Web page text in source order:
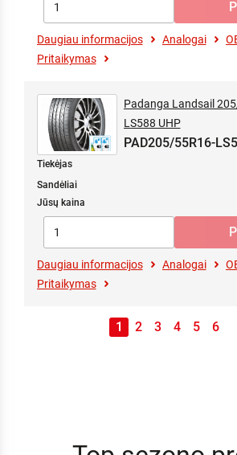
Daugiau informacijos Analogai
Pritaikymas
Padanga Landsail
LS588 UHP
PAD205/55R16-
Tiekėjas
Sandėliai
Jūsų kaina
Daugiau informacijos Analogai
Pritaikymas
1 2 3 4 5 6